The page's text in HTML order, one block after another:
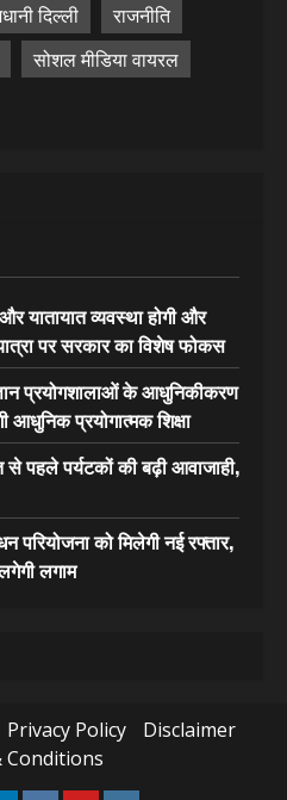
दिल्ली
राजनीति
सोशल मीडिया वायरल
और यातायात व्यवस्था होगी और
पर सरकार का विशेष फोकस
प्रयोगशालाओं के आधुनिकीकरण
आधुनिक प्रयोगात्मक शिक्षा
पहले पर्यटकों की बढ़ी आवाजाही,
परियोजना को मिलेगी नई रफ्तार,
लगाम
Privacy Policy
Disclaimer
Conditions